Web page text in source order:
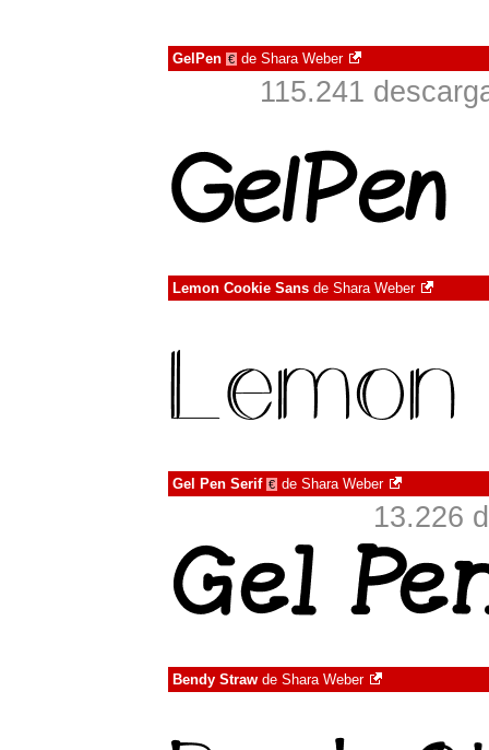
GelPen € de Shara Weber
115.241
Lemon Cookie Sans de Shara Weber
Gel Pen Serif € de Shara Weber
13.226
Bendy Straw de Shara Weber